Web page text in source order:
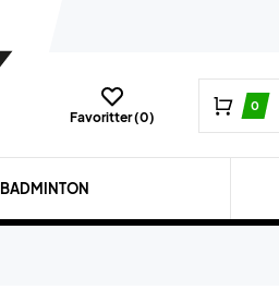
Favoritter (0)
0
BADMINTON